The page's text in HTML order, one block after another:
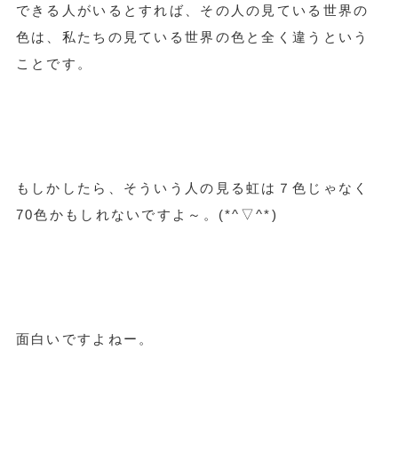
できる人がいるとすれば、その人の見ている世界の
色は、私たちの見ている世界の色と全く違うという
ことです。
もしかしたら、そういう人の見る虹は７色じゃなく
70色かもしれないですよ～。(*^▽^*)
面白いですよねー。